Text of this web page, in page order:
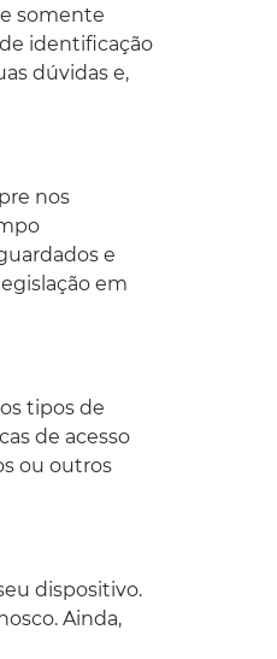
somente
identificação
dúvidas e,
nos
e
em
tipos de
de acesso
ou outros
dispositivo.
Ainda,